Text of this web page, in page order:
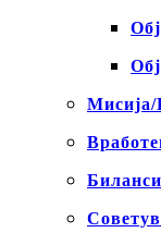
Мисија/
Биланси